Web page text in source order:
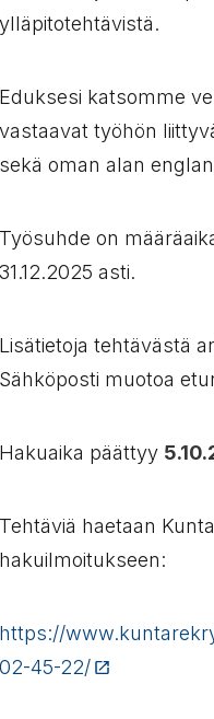
ylläpitotehtävistä.
Eduksesi katsomme
vastaavat työhön
sekä oman alan
Työsuhde on
31.12.2025 asti.
Lisätietoja tehtävästä
Sähköposti muotoa
Hakuaika päättyy
Tehtäviä haetaan
hakuilmoitukseen:
https://
02-45-22/